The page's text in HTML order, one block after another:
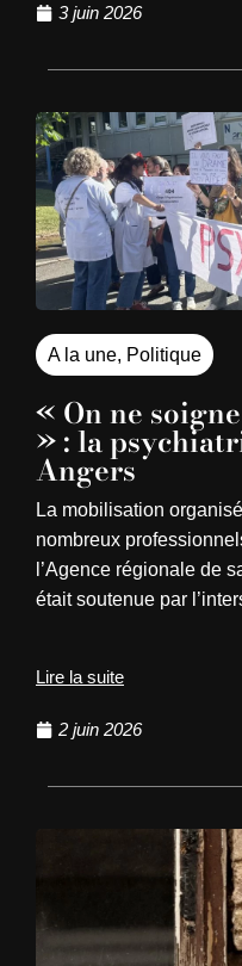
3 juin 2026
A la une, Politique
« On ne
» : la
Angers
La mobilisation
nombreux
l’Agence régionale de
était soutenue par
Lire la suite
2 juin 2026